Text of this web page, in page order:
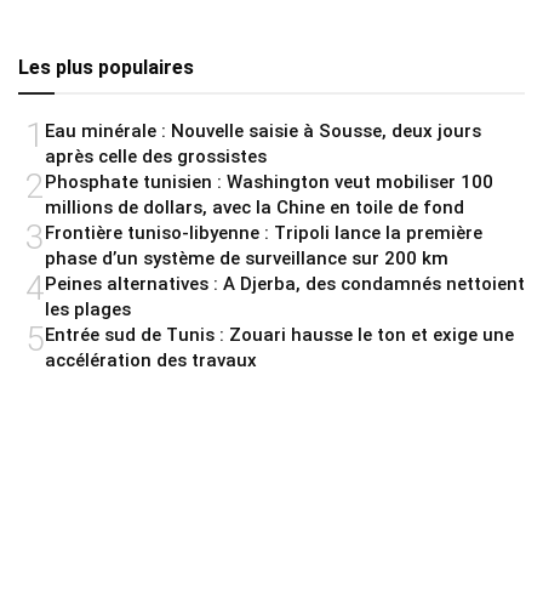
Les plus populaires
1 Eau minérale : Nouvelle saisie à Sousse, deux jours
après celle des grossistes
2Phosphate tunisien : Washington veut mobiliser 100
millions de dollars, avec la Chine en toile de fond
3Frontière tuniso-libyenne : Tripoli lance la première
phase d’un système de surveillance sur 200 km
4Peines alternatives : A Djerba, des condamnés nettoient
les plages
5Entrée sud de Tunis : Zouari hausse le ton et exige une
accélération des travaux